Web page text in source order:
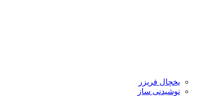
یخچال فریزر
نوشیدنی ساز